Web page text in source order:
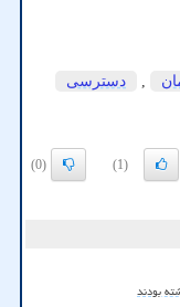
, دسترسی
(1)
(0)
بودند